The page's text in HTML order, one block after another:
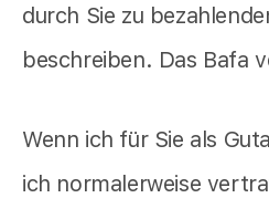
durch Sie zu
beschreiben. Das Bafa
Wenn ich für Sie als
ich normalerweise